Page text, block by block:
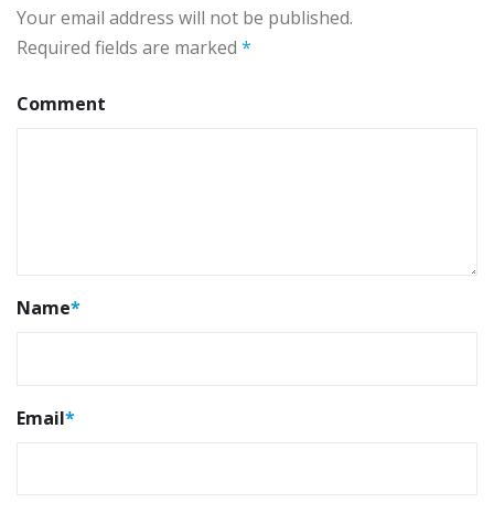
Your email address will not be published.
Required fields are marked *
Comment
Name*
Email*